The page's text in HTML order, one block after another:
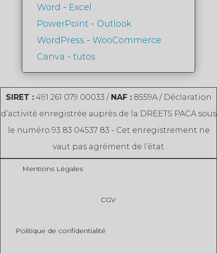
Word - Excel
PowerPoint- Outlook
WordPress - WooCommerce
Canva - tutos
SIRET :491 261 079 00033 / NAF :8559A / Déclaration
d’activité enregistrée auprès de la DREETS PACA sous
le numéro 93 83 04537 83 - Cet enregistrement ne
vaut pas agrément de l’état
Mentions Légales
CGV
Politique de confidentialité